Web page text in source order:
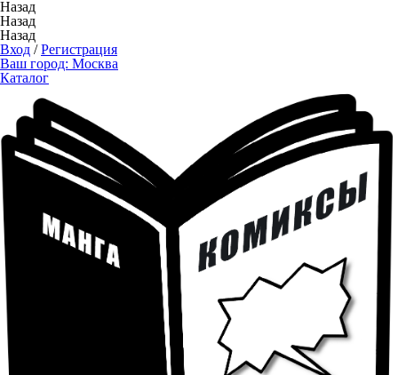
Назад
Назад
Назад
Вход /Регистрация
Ваш город: Москва
Каталог